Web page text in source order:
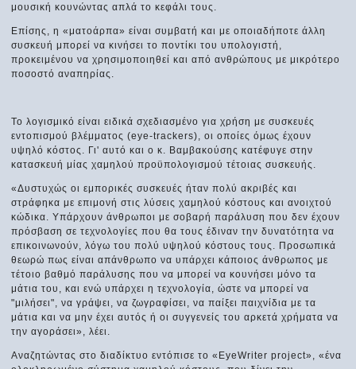
μουσική κουνώντας απλά το κεφάλι τους.
Επίσης, η «ματοάρπα» είναι συμβατή και με οποιαδήποτε άλλη
συσκευή μπορεί να κινήσει το ποντίκι του υπολογιστή,
προκειμένου να χρησιμοποιηθεί και από ανθρώπους με μικρότερο
ποσοστό αναπηρίας.
Το λογισμικό είναι ειδικά σχεδιασμένο για χρήση με συσκευές
εντοπισμού βλέμματος (eye-trackers), οι οποίες όμως έχουν
υψηλό κόστος. Γι' αυτό και ο κ. Βαμβακούσης κατέφυγε στην
κατασκευή μίας χαμηλού προϋπολογισμού τέτοιας συσκευής.
«Δυστυχώς οι εμπορικές συσκευές ήταν πολύ ακριβές και
στράφηκα με επιμονή στις λύσεις χαμηλού κόστους και ανοιχτού
κώδικα. Υπάρχουν άνθρωποι με σοβαρή παράλυση που δεν έχουν
πρόσβαση σε τεχνολογίες που θα τους έδιναν την δυνατότητα να
επικοινωνούν, λόγω του πολύ υψηλού κόστους τους. Προσωπικά
θεωρώ πως είναι απάνθρωπο να υπάρχει κάποιος άνθρωπος με
τέτοιο βαθμό παράλυσης που να μπορεί να κουνήσει μόνο τα
μάτια του, και ενώ υπάρχει η τεχνολογία, ώστε να μπορεί να
"μιλήσει", να γράψει, να ζωγραφίσει, να παίξει παιχνίδια με τα
μάτια και να μην έχει αυτός ή οι συγγενείς του αρκετά χρήματα να
την αγοράσει», λέει.
Αναζητώντας στο διαδίκτυο εντόπισε το «EyeWriter project», «ένα